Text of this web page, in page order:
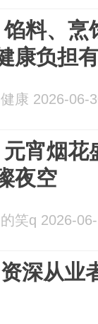
馅料、烹
康负担
康 2026-06-
元宵烟花
夜空
笑q 2026-
深从业